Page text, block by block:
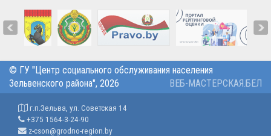
© ГУ "Центр социального обслуживания населения
Зельвенского района", 2026 ВЕБ-МАСТЕРСКАЯ.БЕЛ
г.п.Зельва, ул. Советская 14
+375 1564-3-24-90
z-cson@grodno-region.by